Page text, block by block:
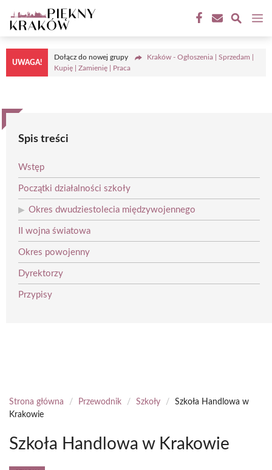
do
treści
UWAGA!
Dołącz do nowej grupy
Kraków - Ogłoszenia | Sprzedam |
Kupię | Zamienię | Praca
Spis treści
Wstęp
Początki działalności szkoły
Okres dwudziestolecia międzywojennego
II wojna światowa
Okres powojenny
Dyrektorzy
Przypisy
Strona główna / Przewodnik / Szkoły /
Szkoła Handlowa w
Krakowie
Szkoła Handlowa w Krakowie